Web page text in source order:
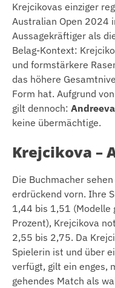
Krejcikovas einziger
Australian Open 2024
Aussagekräftiger als
Belag-Kontext:
und formstärkere
das höhere
Form hat. Aufgrund
gilt dennoch:
keine übermächtige.
Krejcikova –
Die Buchmacher
erdrückend vorn. Ihre
1,44 bis 1,51 (Modelle
Prozent), Krejcikova
2,55 bis 2,75. Da
Spielerin ist und über
verfügt, gilt ein enges,
gehendes Match als